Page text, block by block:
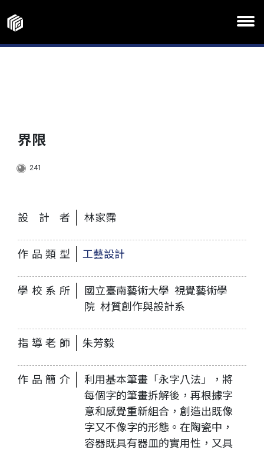
界限
241
設計者 林家霈
作品類型 工藝設計
學校系所
國立臺南藝術大學 視覺藝術學
院 材質創作與設計系
指導老師 朱芳毅
作品簡介
利用基本筆畫「永字八法」，將
每個字的筆畫拆解後，再根據字
意和感覺重新組合，創造出既像
字又不像字的形態。在陶瓷中，
容器既具有器皿的實用性，又具